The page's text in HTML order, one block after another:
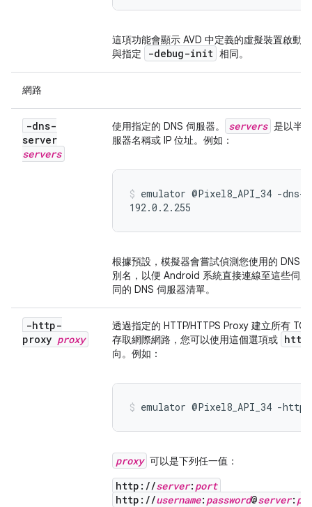
這項功能會顯示 AVD 中定義的虛擬裝置啟動
與指定
-debug-init 相同。
網路
-dns-
server
servers
使用指定的 DNS 伺服器。 servers 是以半
服器名稱或 IP 位址。例如：
emulator @Pixel8_API_34 -
192.0.2.255
根據預設，模擬器會嘗試偵測您使用的 DNS
別名，以便 Android 系統直接連線至這些伺
同的 DNS 伺服器清單。
-http-
proxy proxy
透過指定的 HTTP/HTTPS Proxy 建立所有
存取網際網路，您可以使用這個選項或 http
向。例如：
emulator @Pixel8_API_34 -
proxy 可以是下列任一值：
http://server: port
http://username: password@server: